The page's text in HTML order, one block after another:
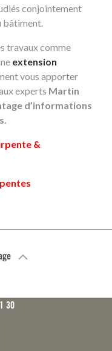
conjointement
bâtiment.
travaux comme
extension
vous apporter
experts Martin
d’informations
.
&
30